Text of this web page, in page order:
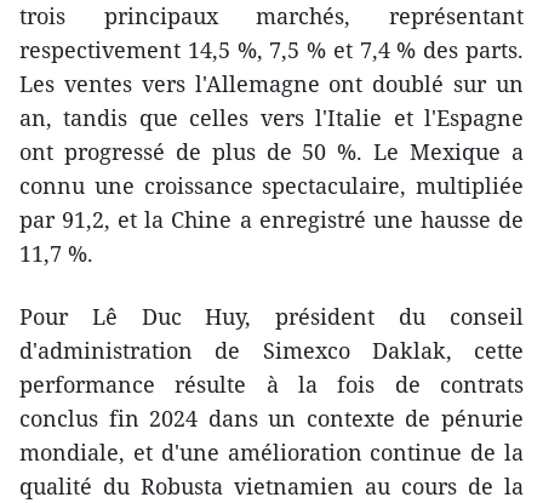
trois principaux marchés, représentant
respectivement 14,5 %, 7,5 % et 7,4 % des parts.
Les ventes vers l'Allemagne ont doublé sur un
an, tandis que celles vers l'Italie et l'Espagne
ont progressé de plus de 50 %. Le Mexique a
connu une croissance spectaculaire, multipliée
par 91,2, et la Chine a enregistré une hausse de
11,7 %.
Pour Lê Duc Huy, président du conseil
d'administration de Simexco Daklak, cette
performance résulte à la fois de contrats
conclus fin 2024 dans un contexte de pénurie
mondiale, et d'une amélioration continue de la
qualité du Robusta vietnamien au cours de la